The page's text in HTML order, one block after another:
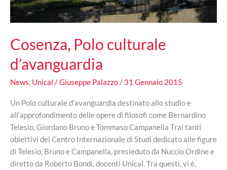
Cosenza, Polo culturale
d’avanguardia
News, Unical /Giuseppe Palazzo/ 31 Gennaio 2015
Un Polo culturale d’avanguardia destinato allo studio e
all’approfondimento delle opere di filosofi come Bernardino
Telesio, Giordano Bruno e Tommaso Campanella Trai tanti
obiettivi del Centro Internazionale di Studi dedicato alle figure
di Telesio, Bruno e Campanella, presieduto da Nuccio Ordine e
diretto da Roberto Bondì, docenti Unical. Tra questi, vi è,